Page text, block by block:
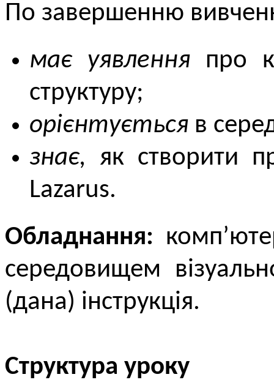
По завершенню
має уявленняпро
структуру;
орієнтується в
знає, як створити
Lazarus.
Обладнання:
середовищем
(дана) інструкція.
Структура уроку